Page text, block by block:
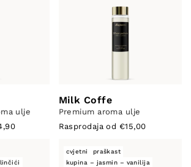
ulje
Milk Coffe
Premium aroma ulje
Rasprodaja od €15,00
cvjetni
praškast
kupina – jasmin – vanilija